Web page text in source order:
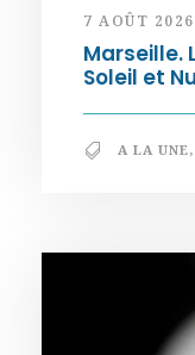
7 AOÛT 2026
Marseille.
Soleil et
A LA UNE,